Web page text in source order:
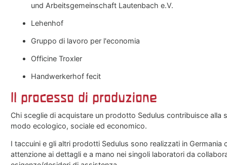
und Arbeitsgemeinschaft Lautenbach e.V.
Lehenhof
Gruppo di lavoro per l'economia
Officine Troxler
Handwerkerhof fecit
Il processo di produzione
Chi sceglie di acquistare un prodotto Sedulus contribuisce alla
modo ecologico, sociale ed economico.
I taccuini e gli altri prodotti Sedulus sono realizzati in Germania
attenzione ai dettagli e a mano nei singoli laboratori da